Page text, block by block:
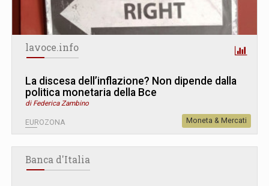
lavoce.info
La discesa dell’inflazione? Non dipende dalla
politica monetaria della Bce
di Federica Zambino
EUROZONA Moneta & Mercati
Banca d'Italia